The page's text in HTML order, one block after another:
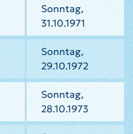
Sonntag,
31.10.1971
Sonntag,
29.10.1972
Sonntag,
28.10.1973